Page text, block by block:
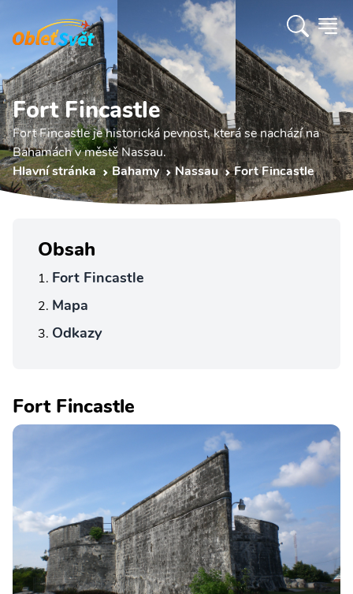
Fort Fincastle
Fort Fincastle je historická pevnost, která se nachází na
Bahamách v městě Nassau.
Hlavní stránka
Bahamy Nassau Fort Fincastle
Obsah
Fort Fincastle
Mapa
Odkazy
Fort Fincastle